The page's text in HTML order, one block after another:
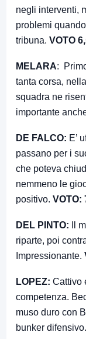
negli interventi,
problemi
tribuna. VOTO
MELARA:
tanta corsa,
squadra ne
importante
DE FALCO: E’
passano per i
che poteva
nemmeno le
positivo. VOTO:
DEL PINTO: Il
riparte, poi
Impressionante.
LOPEZ: Cattivo
competenza.
muso duro con
bunker